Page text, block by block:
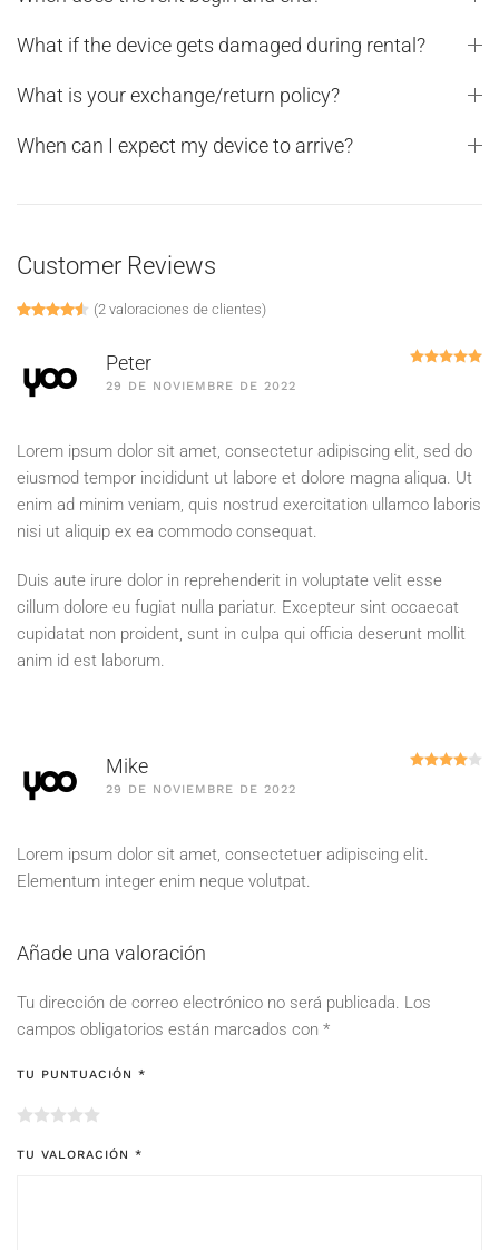
What if the device gets damaged during rental?
What is your exchange/return policy?
When can I expect my device to arrive?
Customer Reviews
Valorado con4.50 de 5 en base a
2(2 valoraciones de clientes)
Peter
29 DE NOVIEMBRE DE 2022
Lorem ipsum dolor sit amet, consectetur adipiscing elit, sed do
eiusmod tempor incididunt ut labore et dolore magna aliqua. Ut
enim ad minim veniam, quis nostrud exercitation ullamco laboris
nisi ut aliquip ex ea commodo consequat.
Duis aute irure dolor in reprehenderit in voluptate velit esse
cillum dolore eu fugiat nulla pariatur. Excepteur sint occaecat
cupidatat non proident, sunt in culpa qui officia deserunt mollit
anim id est laborum.
Mike
29 DE NOVIEMBRE DE 2022
Lorem ipsum dolor sit amet, consectetuer adipiscing elit.
Elementum integer enim neque volutpat.
Añade una valoración
Tu dirección de correo electrónico no será publicada. Los
campos obligatorios están marcados con *
TU PUNTUACIÓN *
TU VALORACIÓN *